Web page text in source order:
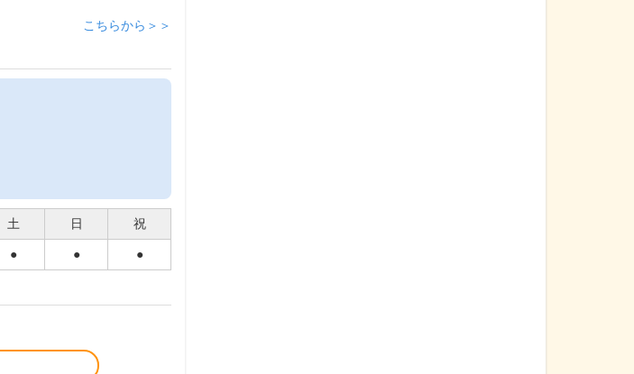
こちらから＞＞
土 日 祝
● ● ●